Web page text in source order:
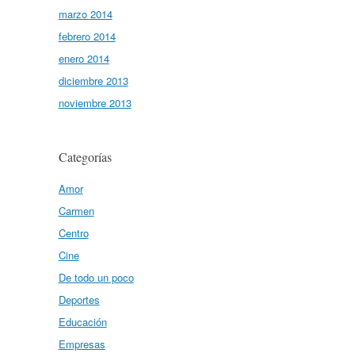
marzo 2014
febrero 2014
enero 2014
diciembre 2013
noviembre 2013
Categorías
Amor
Carmen
Centro
Cine
De todo un poco
Deportes
Educación
Empresas